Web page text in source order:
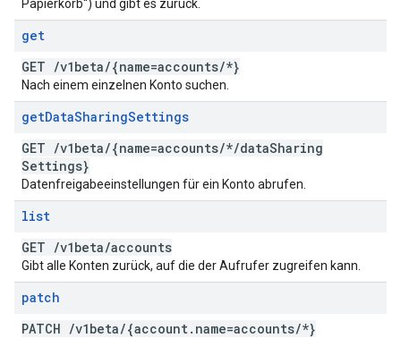
Papierkorb“) und gibt es zurück.
get
GET /v1beta/{name=accounts/*}
Nach einem einzelnen Konto suchen.
getDataSharingSettings
GET /v1beta/{name=accounts/*/dataSharing
Settings}
Datenfreigabeeinstellungen für ein Konto abrufen.
list
GET /v1beta/accounts
Gibt alle Konten zurück, auf die der Aufrufer zugreifen kann.
patch
PATCH /v1beta/{account. name=accounts/*}